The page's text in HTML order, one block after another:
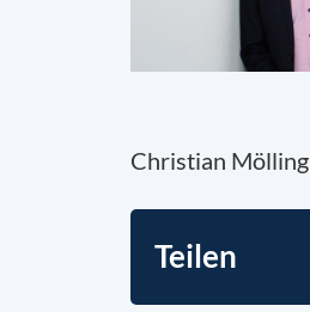
Christian Mölling
Teilen